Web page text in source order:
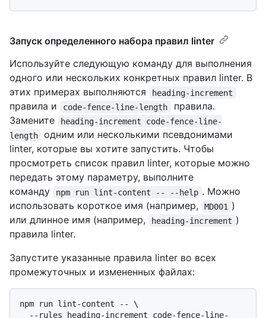
Запуск определенного набора правил linter
Используйте следующую команду для выполнения
одного или нескольких конкретных правил linter. В
этих примерах выполняются
heading-increment
правила и code-fence-line-length
правила.
Замените
heading-increment code-fence-line-
length
одним или несколькими псевдонимами
linter, которые вы хотите запустить. Чтобы
просмотреть список правил linter, которые можно
передать этому параметру, выполните
команду
npm run lint-content -- --help . Можно
использовать короткое имя (например,
MD001 )
или длинное имя (например,
heading-increment )
правила linter.
Запустите указанные правила linter во всех
промежуточных и измененных файлах:
npm run lint-content -- \